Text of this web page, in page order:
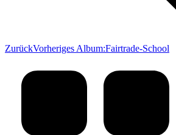
ZurückVorheriges Album:Fairtrade-School